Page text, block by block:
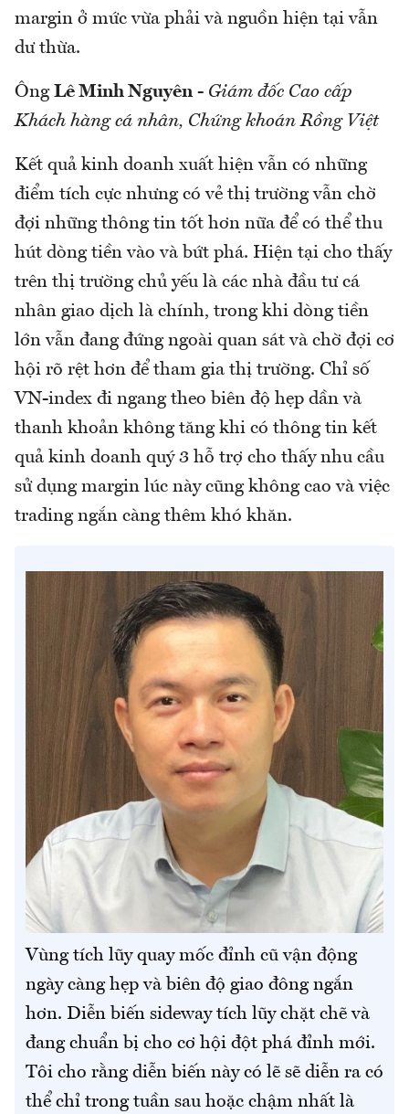
margin ở mức vừa phải và nguồn hiện tại vẫn
dư thừa.
Ông Lê Minh Nguyên- Giám đốc Cao cấp
Khách hàng cá nhân, Chứng khoán Rồng Việt
Kết quả kinh doanh xuất hiện vẫn có những
điểm tích cực nhưng có vẻ thị trường vẫn chờ
đợi những thông tin tốt hơn nữa để có thể thu
hút dòng tiền vào và bứt phá. Hiện tại cho thấy
trên thị trường chủ yếu là các nhà đầu tư cá
nhân giao dịch là chính, trong khi dòng tiền
lớn vẫn đang đứng ngoài quan sát và chờ đợi cơ
hội rõ rệt hơn để tham gia thị trường. Chỉ số
VN-index đi ngang theo biên độ hẹp dần và
thanh khoản không tăng khi có thông tin kết
quả kinh doanh quý 3 hỗ trợ cho thấy nhu cầu
sử dụng margin lúc này cũng không cao và việc
trading ngắn càng thêm khó khăn.
Vùng tích lũy quay mốc đỉnh cũ vận động
ngày càng hẹp và biên độ giao đông ngắn
hơn. Diễn biến sideway tích lũy chặt chẽ và
đang chuẩn bị cho cơ hội đột phá đỉnh mới.
Tôi cho rằng diễn biến này có lẽ sẽ diễn ra có
thể chỉ trong tuần sau hoặc chậm nhất là